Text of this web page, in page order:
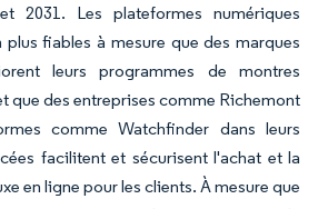
2031. Les plateformes numériques
fiables à mesure que des marques
leurs programmes de montres
que des entreprises comme Richemont
comme Watchfinder dans leurs
facilitent et sécurisent l'achat et la
en ligne pour les clients. À mesure que